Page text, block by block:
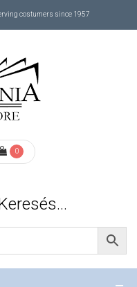
costumers since 1957
0